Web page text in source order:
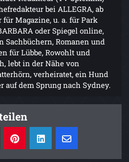
bei ALLEGRA, ab
für Magazine, u. a. für Park
oder Spiegel online,
Sachbüchern, Romanen und
für Lübbe, Rowohlt und
lebt in der Nähe von
verheiratet, ein Hund
dem Sprung nach Sydney.